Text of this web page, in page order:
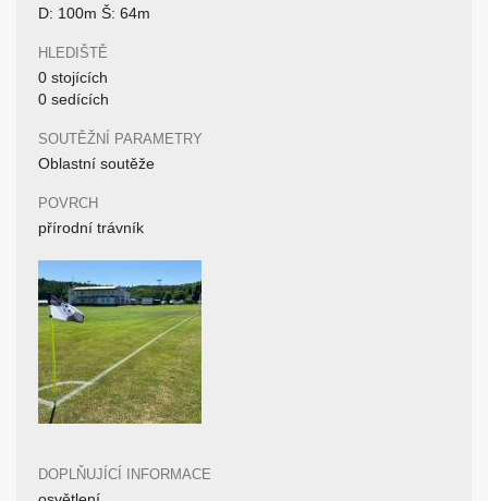
D: 100m Š: 64m
HLEDIŠTĚ
0 stojících
0 sedících
SOUTĚŽNÍ PARAMETRY
Oblastní soutěže
POVRCH
přírodní trávník
DOPLŇUJÍCÍ INFORMACE